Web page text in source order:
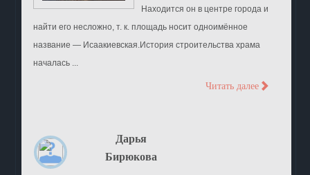
Находится он в центре города и
найти его несложно, т. к. площадь носит одноимённое
название — Исаакиевская.История строительства храма
началась ...
Читать далее >
Дарья
Бирюкова